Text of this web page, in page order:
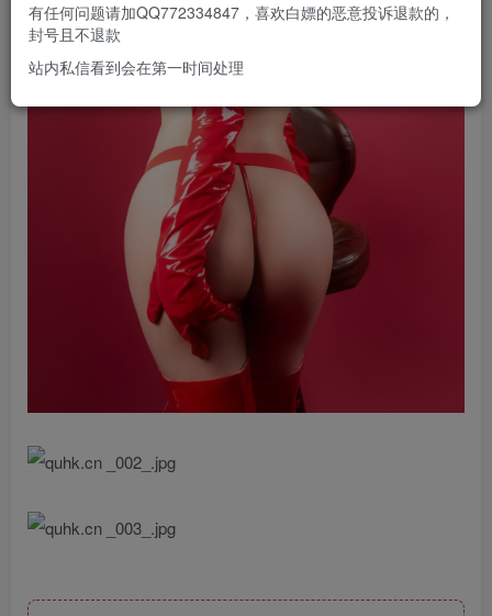
有任何问题请加QQ772334847，喜欢白嫖的恶意投诉退款的，
封号且不退款
站内私信看到会在第一时间处理